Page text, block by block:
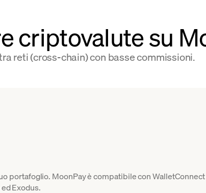
criptovalute su
reti (cross-chain) con basse commissioni.
portafoglio. MoonPay è compatibile con
Exodus.